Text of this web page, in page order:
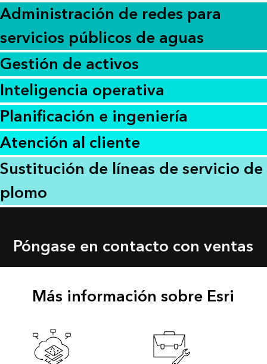
Administración de redes para
servicios públicos de aguas
Gestión de activos
Inteligencia operativa
Planificación e ingeniería
Atención al cliente
Sustitución de líneas de servicio de
plomo
Póngase en contacto con ventas
Más información sobre Esri